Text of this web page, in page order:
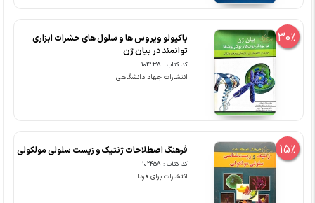
30%
باکیولو ویروس ها و سلول های حشرات ابزاری
توانمند در بیان ژن
کد کتاب : 102438
انتشارات جهاد دانشگاهی
15% فرهنگ اصطلاحات ژنتیک و زیست سلولی مولکولی
کد کتاب : 102458
انتشارات برای فردا